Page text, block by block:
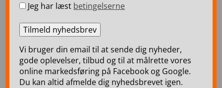
Forside>Rejser til Skotland>Krydstogter i Skotland
Krydstogt på Loch Ness –
7 dages luksusrejse
Forkæl jer selv med et helt unikt "slow
Jeg har læst betingelserne
Vi bruger din email til at sende dig nyheder,
gode oplevelser, tilbud og til at målrette vores
online markedsføring på Facebook og Google.
Du kan altid afmelde dig nyhedsbrevet igen.